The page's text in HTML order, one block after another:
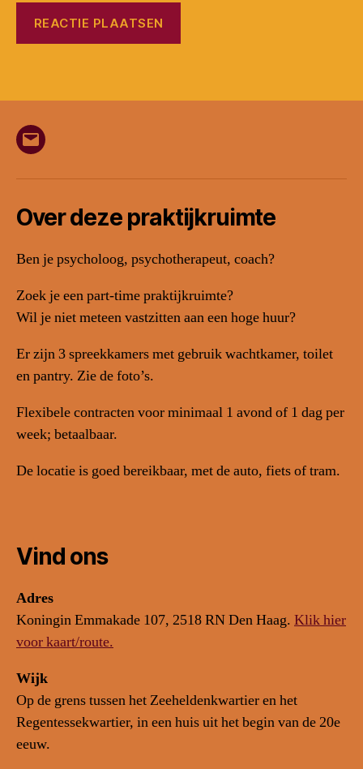
E-
Over deze praktijkruimte
Ben je psycholoog, psychotherapeut, coach?
Zoek je een part-time praktijkruimte?
Wil je niet meteen vastzitten aan een hoge huur?
Er zijn 3 spreekkamers met gebruik wachtkamer, toilet
en pantry. Zie de foto’s.
Flexibele contracten voor minimaal 1 avond of 1 dag per
week; betaalbaar.
De locatie is goed bereikbaar, met de auto, fiets of tram.
Vind ons
Adres
Koningin Emmakade 107, 2518 RN Den Haag. Klik hier
voor kaart/route.
Wijk
Op de grens tussen het Zeeheldenkwartier en het
Regentessekwartier, in een huis uit het begin van de 20e
eeuw.